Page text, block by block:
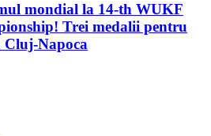
mondial la 14-th WUKF
Trei medalii pentru
Cluj-Napoca